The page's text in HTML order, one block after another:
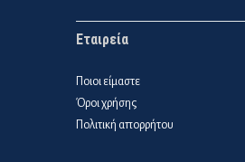
Εταιρεία
Ποιοι είμαστε
Όροι χρήσης
Πολιτική απορρήτου